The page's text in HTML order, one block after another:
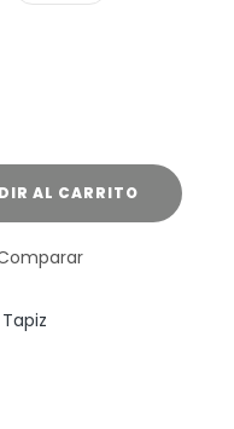
AL CARRITO